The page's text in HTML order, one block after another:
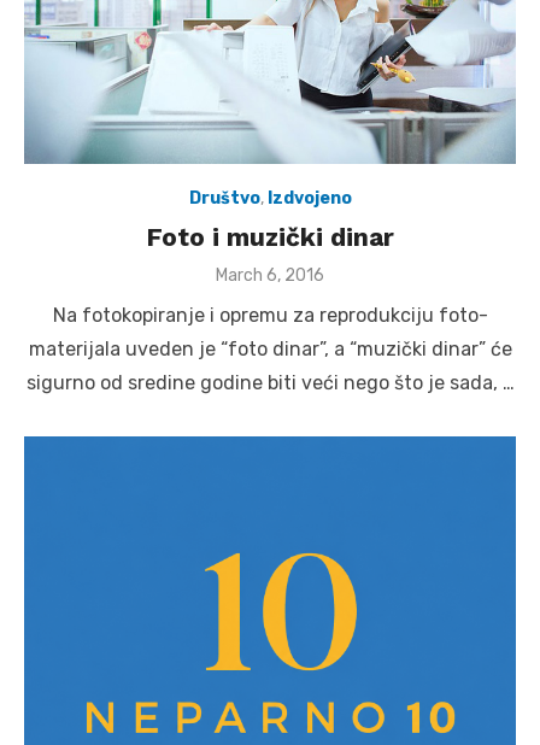
Društvo, Izdvojeno
Foto i muzički dinar
Posted
March 6, 2016
Na fotokopiranje i opremu za reprodukciju foto-
materijala uveden je “foto dinar”, a “muzički dinar” će
sigurno od sredine godine biti veći nego što je sada, …